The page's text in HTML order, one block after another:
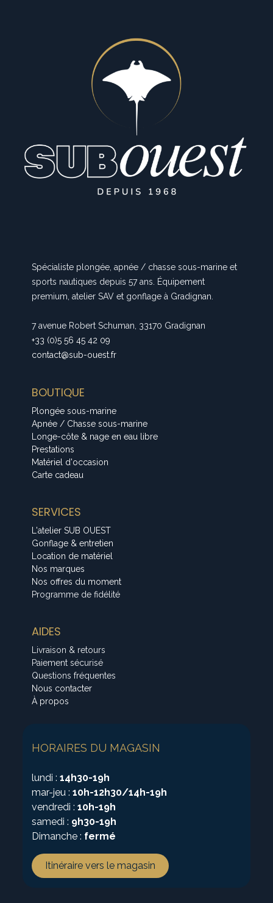
Spécialiste plongée, apnée / chasse sous-marine et
sports nautiques depuis 57 ans. Équipement
premium, atelier SAV et gonflage à Gradignan.
7 avenue Robert Schuman, 33170 Gradignan
+33 (0)5 56 45 42 09
contact@sub-ouest.fr
BOUTIQUE
Plongée sous-marine
Apnée / Chasse sous-marine
Longe-côte & nage en eau libre
Prestations
Matériel d'occasion
Carte cadeau
SERVICES
L'atelier SUB OUEST
Gonflage & entretien
Location de matériel
Nos marques
Nos offres du moment
Programme de fidélité
AIDES
Livraison & retours
Paiement sécurisé
Questions fréquentes
Nous contacter
À propos
HORAIRES DU MAGASIN
lundi :14h30-19h
mar-jeu :10h-12h30/14h-19h
vendredi :10h-19h
samedi : 9h30-19h
Dimanche : fermé
Itinéraire vers le magasin